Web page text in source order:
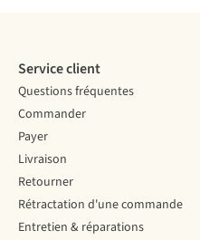
Service client
Questions fréquentes
Commander
Payer
Livraison
Retourner
Rétractation d'une commande
Entretien & réparations